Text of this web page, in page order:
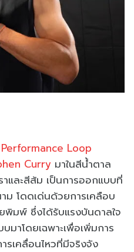
Loop
Curry มาในสีน้ําตาล
ละสีส้ม เป็นการออกแบบที่
ม โดดเด่นด้วยการเคลือบ
มพ์ ซึ่งได้รับแรงบันดาลใจ
มาโดยเฉพาะเพื่อเพิ่มการ
รเคลื่อนไหวที่มีจริงจัง